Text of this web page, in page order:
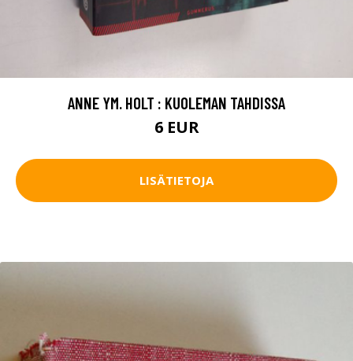
ANNE YM. HOLT : KUOLEMAN TAHDISSA
6 EUR
LISÄTIETOJA